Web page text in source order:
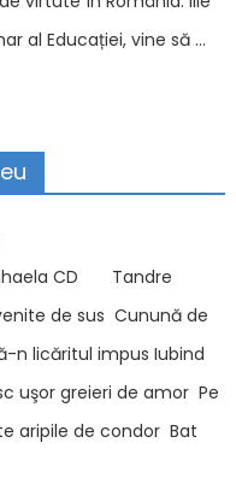
al Educației, vine să …
CD Tandre
de sus Cunună de
n licăritul impus Iubind
uşor greieri de amor Pe
aripile de condor Bat